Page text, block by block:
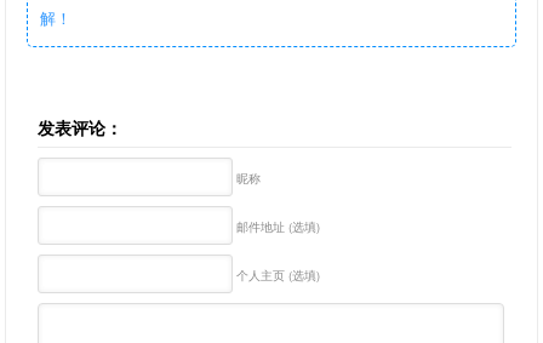
解！
发表评论：
昵称
邮件地址 (选填)
个人主页 (选填)